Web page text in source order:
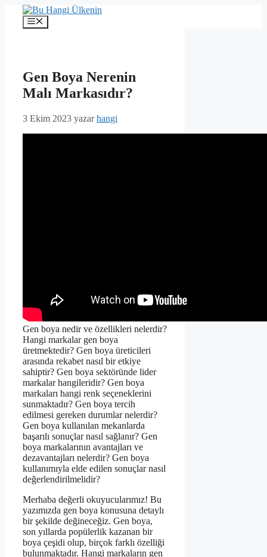
İçeriğe
Menü
Gen Boya Nerenin
Malı Markasıdır?
3 Ekim 2023 yazarhangi
Gen boya nedir ve özellikleri nelerdir?
Hangi markalar gen boya
üretmektedir? Gen boya üreticileri
arasında rekabet nasıl bir etkiye
sahiptir? Gen boya sektöründe lider
markalar hangileridir? Gen boya
markaları hangi renk seçeneklerini
sunmaktadır? Gen boya tercih
edilmesi gereken durumlar nelerdir?
Gen boya kullanılan mekanlarda
başarılı sonuçlar nasıl sağlanır? Gen
boya markalarının avantajları ve
dezavantajları nelerdir? Gen boya
kullanımıyla elde edilen sonuçlar nasıl
değerlendirilmelidir?
Merhaba değerli okuyucularımız! Bu
yazımızda gen boya konusuna detaylı
bir şekilde değineceğiz. Gen boya,
son yıllarda popülerlik kazanan bir
boya çeşidi olup, birçok farklı özelliği
bulunmaktadır. Hangi markaların gen